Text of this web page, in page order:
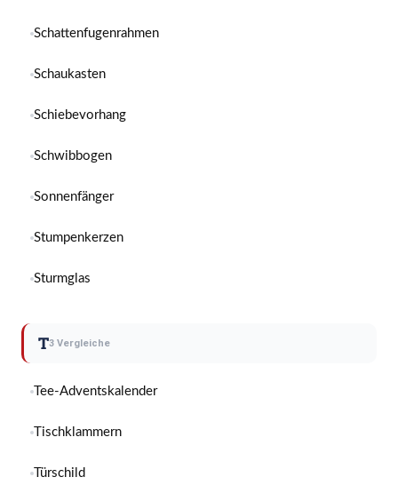
Schattenfugenrahmen
Schaukasten
Schiebevorhang
Schwibbogen
Sonnenfänger
Stumpenkerzen
Sturmglas
T3 Vergleiche
Tee-Adventskalender
Tischklammern
Türschild